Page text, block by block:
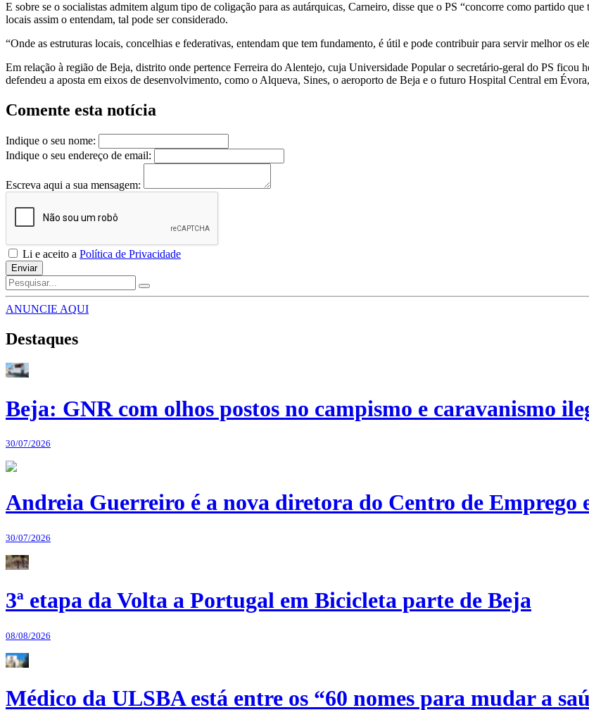
E sobre se o socialistas admitem algum tipo de coligação para as autárquicas, Carneiro, disse que o PS “concorre como partido
locais assim o entendam, tal pode ser considerado.
“Onde as estruturas locais, concelhias e federativas, entendam que tem fundamento, é útil e pode contribuir para servir melhor os
Em relação à região de Beja, distrito onde pertence Ferreira do Alentejo, cuja Universidade Popular o secretário-geral do PS ficou
defendeu a aposta em eixos de desenvolvimento, como o Alqueva, Sines, o aeroporto de Beja e o futuro Hospital Central em
Comente esta notícia
Indique o seu nome:
Indique o seu endereço de email:
Escreva aqui a sua mensagem:
Li e aceito a Política de Privacidade
Enviar
ANUNCIE AQUI
Destaques
Beja: GNR com olhos postos no campismo e caravanismo
30/07/2026
Andreia Guerreiro é a nova diretora do Centro de Emprego
30/07/2026
3ª etapa da Volta a Portugal em Bicicleta parte de Beja
08/08/2026
Médico da ULSBA está entre os “60 nomes para mudar a